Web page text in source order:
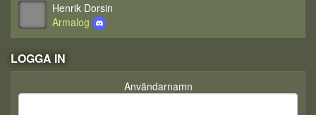
Henrik Dorsin
Armalog
LOGGA IN
Användarnamn